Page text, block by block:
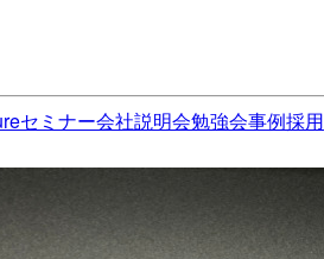
セミナー会社説明会勉強会事例採用